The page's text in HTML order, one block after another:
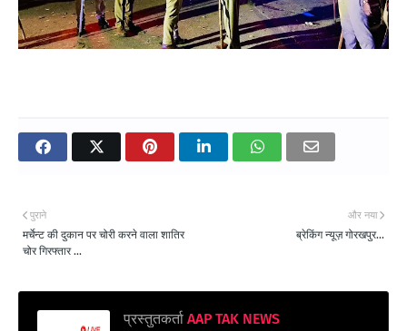
और नया
ब्रेकिंग न्यूज़ गोरखपुर...
पुराने
मर्चेन्ट की दुकान पर चोरी करने वाला शातिर
चोर गिरफ्तार ...
प्रस्तुतकर्ता AAP TAK NEWS